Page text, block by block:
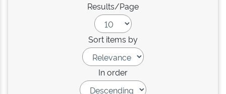
Results/Page
Sort items by
In order